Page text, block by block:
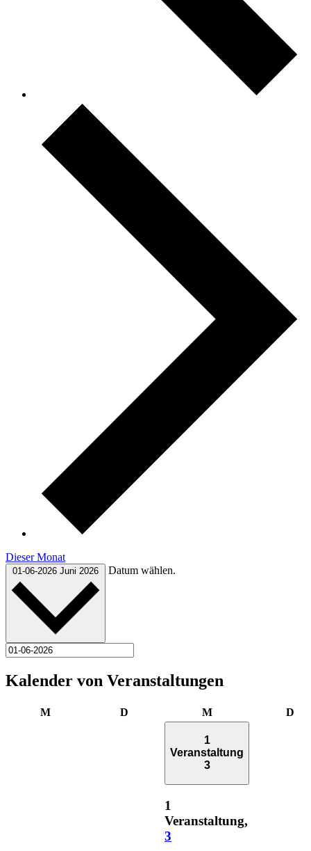
Dieser Monat
01-06-2026 Juni 2026 Datum wählen.
Kalender von Veranstaltungen
MMontag DDienstag MMittwoch D
1
Veranstaltung
3
1
Veranstaltung,
3